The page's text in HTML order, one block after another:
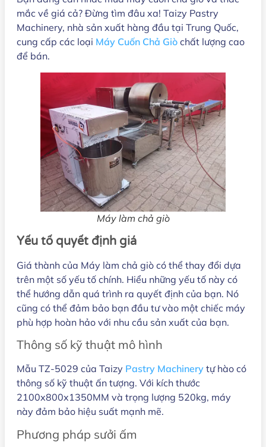
mắc về giá cả? Đừng tìm đâu xa! Taizy Pastry
Machinery, nhà sản xuất hàng đầu tại Trung Quốc,
cung cấp các loại Máy Cuốn Chả Giò chất lượng cao
để bán.
Máy làm chả giò
Yếu tố quyết định giá
Giá thành của Máy làm chả giò có thể thay đổi dựa
trên một số yếu tố chính. Hiểu những yếu tố này có
thể hướng dẫn quá trình ra quyết định của bạn. Nó
cũng có thể đảm bảo bạn đầu tư vào một chiếc máy
phù hợp hoàn hảo với nhu cầu sản xuất của bạn.
Thông số kỹ thuật mô hình
Mẫu TZ-5029 của Taizy Pastry Machinery tự hào có
thông số kỹ thuật ấn tượng. Với kích thước
2100x800x1350MM và trọng lượng 520kg, máy
này đảm bảo hiệu suất mạnh mẽ.
Phương pháp sưởi ấm